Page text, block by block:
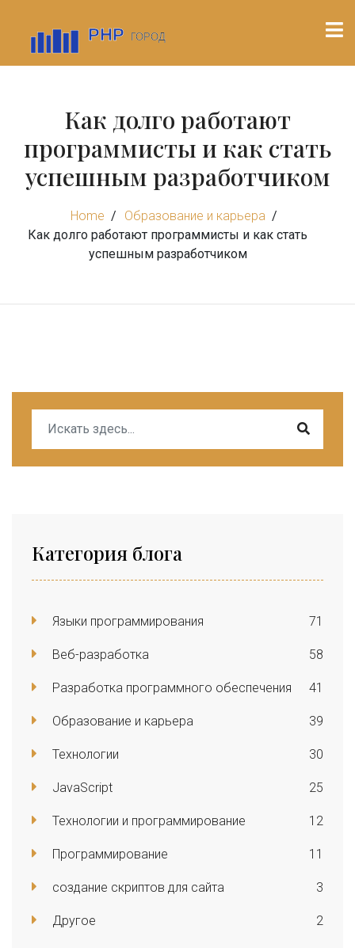
Как долго работают
программисты и как стать
успешным разработчиком
Home
Образование и карьера
Как долго работают программисты и как стать
успешным разработчиком
Категория блога
Языки программирования 71
Веб-разработка 58
Разработка программного обеспечения 41
Образование и карьера 39
Технологии 30
JavaScript 25
Технологии и программирование 12
Программирование 11
создание скриптов для сайта 3
Другое 2